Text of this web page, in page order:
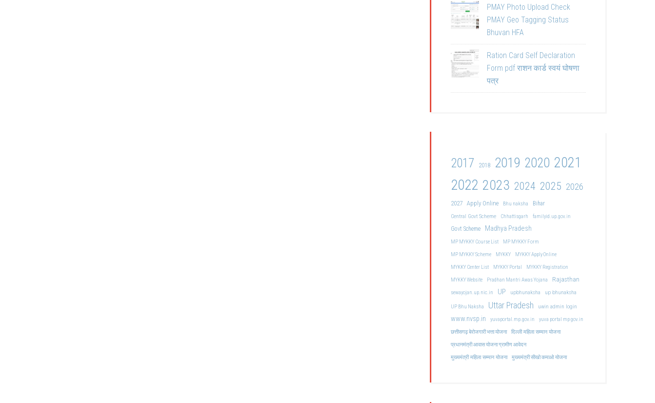
PMAY Photo Upload Check
PMAY Geo Tagging Status
Bhuvan HFA
Ration Card Self Declaration
Form pdf राशन कार्ड स्वयं घोषणा
पत्र
2017 2018 2019 2020 2021
2022 2023 2024 2025 2026
2027 Apply Online Bhu naksha
Bihar
Central Govt Scheme
Chhattisgarh familyid.up.gov.in
Govt Scheme Madhya Pradesh
MP MYKKY Course List
MP MYKKY Form
MP MYKKY Scheme
MYKKY
MYKKY Apply Online
MYKKY Center List
MYKKY Portal
MYKKY Registration
MYKKY Website
Pradhan Mantri Awas Yojana Rajasthan
sewayojan.up.nic.in UP upbhunaksha up bhunaksha
UP Bhu Naksha Uttar Pradesh uwin admin login
www.nvsp.in yuvaportal.mp.gov.in
yuva portal mp gov.in
छत्तीसगढ़ बेरोजगारी भत्ता योजना
दिल्ली महिला सम्मान योजना
प्रधानमंत्री आवास योजना ग्रामीण आवेदन
मुख्यमंत्री महिला सम्मान योजना मुख्यमंत्री सीखो कमाओ योजना